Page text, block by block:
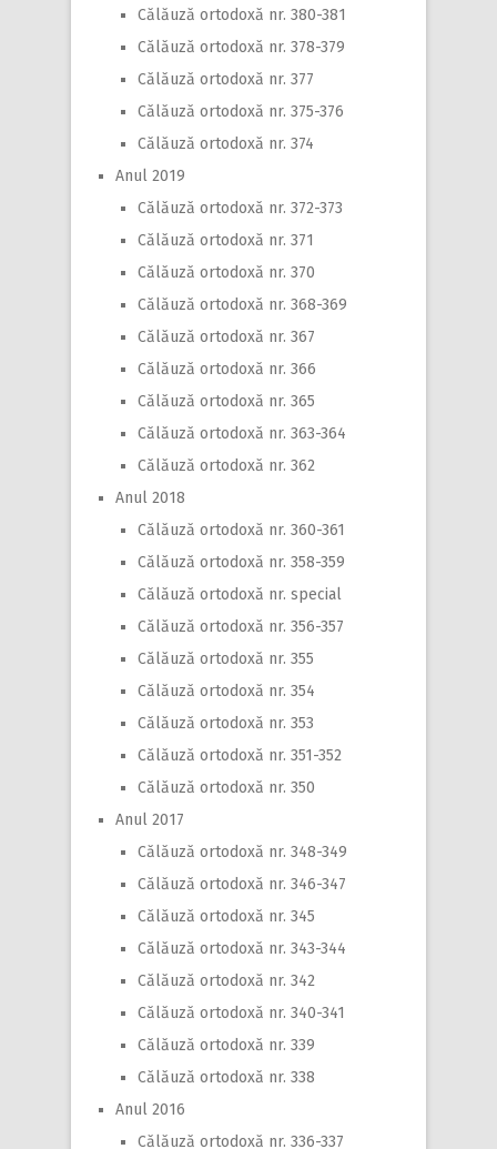
Călăuză ortodoxă nr. 380-381
Călăuză ortodoxă nr. 378-379
Călăuză ortodoxă nr. 377
Călăuză ortodoxă nr. 375-376
Călăuză ortodoxă nr. 374
Anul 2019
Călăuză ortodoxă nr. 372-373
Călăuză ortodoxă nr. 371
Călăuză ortodoxă nr. 370
Călăuză ortodoxă nr. 368-369
Călăuză ortodoxă nr. 367
Călăuză ortodoxă nr. 366
Călăuză ortodoxă nr. 365
Călăuză ortodoxă nr. 363-364
Călăuză ortodoxă nr. 362
Anul 2018
Călăuză ortodoxă nr. 360-361
Călăuză ortodoxă nr. 358-359
Călăuză ortodoxă nr. special
Călăuză ortodoxă nr. 356-357
Călăuză ortodoxă nr. 355
Călăuză ortodoxă nr. 354
Călăuză ortodoxă nr. 353
Călăuză ortodoxă nr. 351-352
Călăuză ortodoxă nr. 350
Anul 2017
Călăuză ortodoxă nr. 348-349
Călăuză ortodoxă nr. 346-347
Călăuză ortodoxă nr. 345
Călăuză ortodoxă nr. 343-344
Călăuză ortodoxă nr. 342
Călăuză ortodoxă nr. 340-341
Călăuză ortodoxă nr. 339
Călăuză ortodoxă nr. 338
Anul 2016
Călăuză ortodoxă nr. 336-337